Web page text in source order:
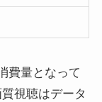
費量となって
視聴はデータ